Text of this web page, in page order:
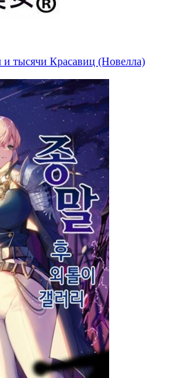
тысячи Красавиц (Новелла)